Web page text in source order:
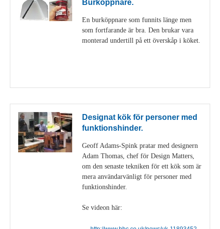
Burköppnare.
En burköppnare som funnits länge men
som fortfarande är bra. Den brukar vara
monterad undertill på ett överskåp i köket.
Designat kök för personer med
funktionshinder.
Geoff Adams-Spink pratar med designern
Adam Thomas, chef för Design Matters,
om den senaste tekniken för ett kök som är
mera användarvänligt för personer med
funktionshinder.
Se videon här: